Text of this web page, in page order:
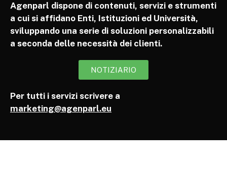
Agenparl dispone di contenuti, servizi e strumenti
a cui si affidano Enti, Istituzioni ed Università,
sviluppando una serie di soluzioni personalizzabili
a seconda delle necessità dei clienti.
NOTIZIARIO
Per tutti i servizi scrivere a
marketing@agenparl.eu